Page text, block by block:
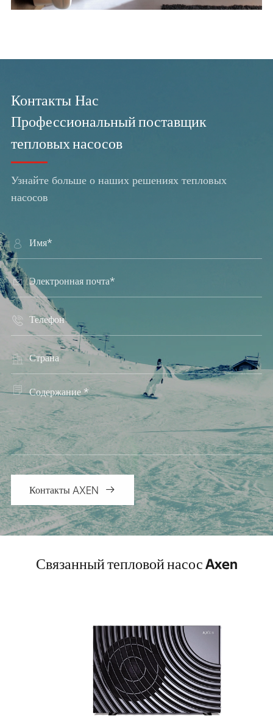
Контакты Нас
Профессиональный поставщик
тепловых насосов
Узнайте больше о наших решениях тепловых
насосов





Контакты AXEN 
Связанный тепловой насос Axen